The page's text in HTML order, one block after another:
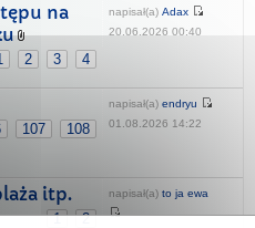
na
2 3 4
napisał(a) Adax
20.06.2026 00:40
107 108
napisał(a) endryu
01.08.2026 14:22
itp.
1 2
napisał(a) to ja ewa